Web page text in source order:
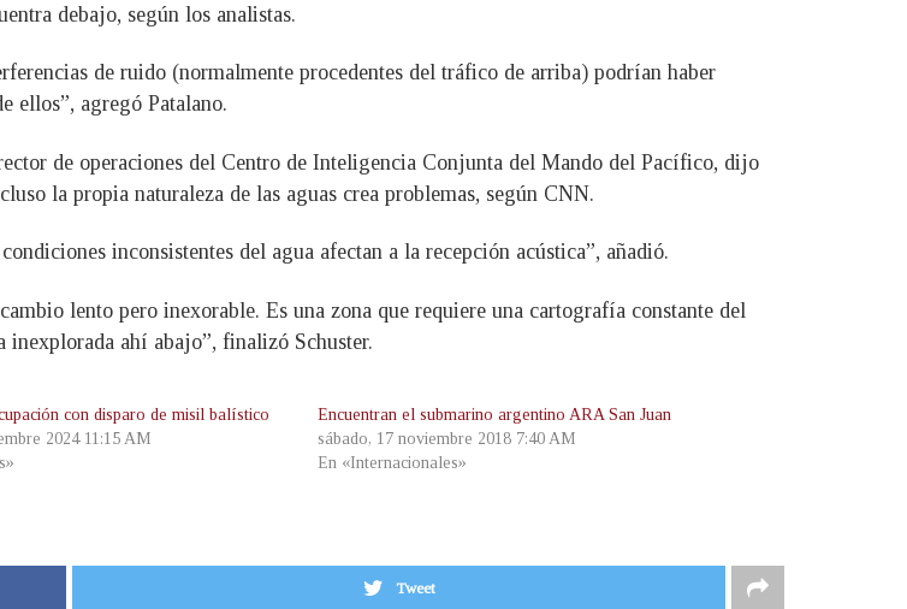
debajo, según los analistas.
de ruido (normalmente procedentes del tráfico de arriba) podrían haber
ellos”, agregó Patalano.
de operaciones del Centro de Inteligencia Conjunta del Mando del Pacífico, dijo
la propia naturaleza de las aguas crea problemas, según CNN.
inconsistentes del agua afectan a la recepción acústica”, añadió.
lento pero inexorable. Es una zona que requiere una cartografía constante del
inexplorada ahí abajo”, finalizó Schuster.
con disparo de misil balístico
2024 11:15 AM
Encuentran el submarino argentino ARA San Juan
sábado, 17 noviembre 2018 7:40 AM
En «Internacionales»
Tweet